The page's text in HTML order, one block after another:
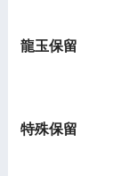
龍玉保留
特殊保留